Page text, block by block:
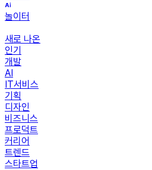
놀이터
새로 나온
인기
개발
AI
IT서비스
기획
디자인
비즈니스
프로덕트
커리어
트렌드
스타트업